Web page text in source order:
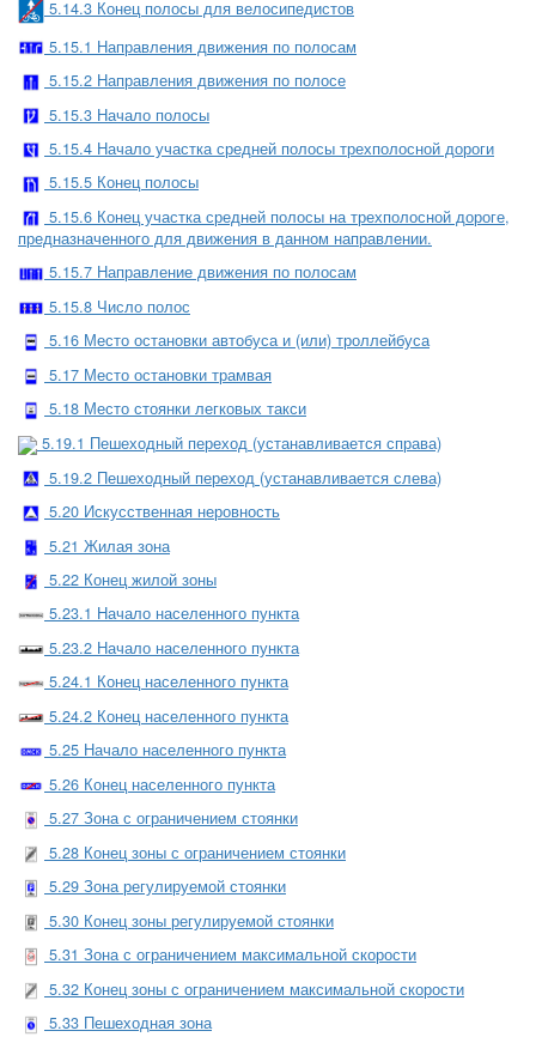
5.14.3 Конец полосы для велосипедистов
5.15.1 Направления движения по полосам
5.15.2 Направления движения по полосе
5.15.3 Начало полосы
5.15.4 Начало участка средней полосы трехполосной дороги
5.15.5 Конец полосы
5.15.6 Конец участка средней полосы на трехполосной дороге,
предназначенного для движения в данном направлении.
5.15.7 Направление движения по полосам
5.15.8 Число полос
5.16 Место остановки автобуса и (или) троллейбуса
5.17 Место остановки трамвая
5.18 Место стоянки легковых такси
5.19.1 Пешеходный переход (устанавливается справа)
5.19.2 Пешеходный переход (устанавливается слева)
5.20 Искусственная неровность
5.21 Жилая зона
5.22 Конец жилой зоны
5.23.1 Начало населенного пункта
5.23.2 Начало населенного пункта
5.24.1 Конец населенного пункта
5.24.2 Конец населенного пункта
5.25 Начало населенного пункта
5.26 Конец населенного пункта
5.27 Зона с ограничением стоянки
5.28 Конец зоны с ограничением стоянки
5.29 Зона регулируемой стоянки
5.30 Конец зоны регулируемой стоянки
5.31 Зона с ограничением максимальной скорости
5.32 Конец зоны с ограничением максимальной скорости
5.33 Пешеходная зона